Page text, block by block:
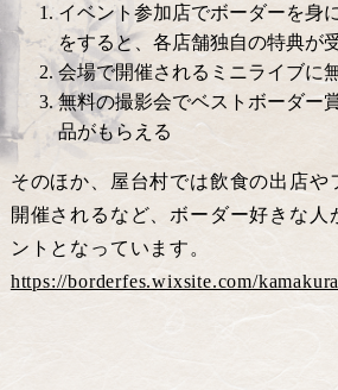
イベント参加店でボーダーを身
をすると、各店舗独自の特典が
会場で開催されるミニライブに
無料の撮影会でベストボーダー
品がもらえる
そのほか、屋台村では飲食の出店や
開催されるなど、ボーダー好きな人
ントとなっています。
https://borderfes.wixsite.com/kamakura